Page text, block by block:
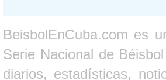
BeisbolEnCuba.com es
Serie Nacional de
diarios, estadísticas,